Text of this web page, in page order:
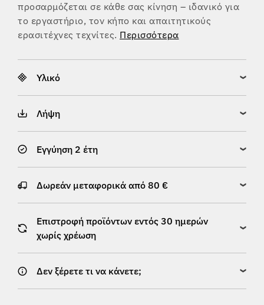
προσαρμόζεται σε κάθε σας κίνηση – ιδανικό για
το εργαστήριο, τον κήπο και απαιτητικούς
ερασιτέχνες τεχνίτες. Περισσότερα
Υλικό
Λήψη
Εγγύηση 2 έτη
Δωρεάν μεταφορικά από 80 €
Επιστροφή προϊόντων εντός 30 ημερών
χωρίς χρέωση
Δεν ξέρετε τι να κάνετε;